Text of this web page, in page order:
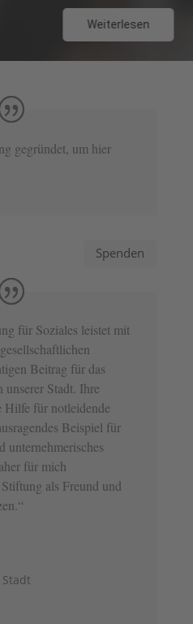
Weiterlesen
gegründet, um hier
Spenden
für Soziales leistet mit
Beitrag für das
Stadt. Ihre
für notleidende
Beispiel für
unternehmerisches
für mich
als Freund und
Stadt